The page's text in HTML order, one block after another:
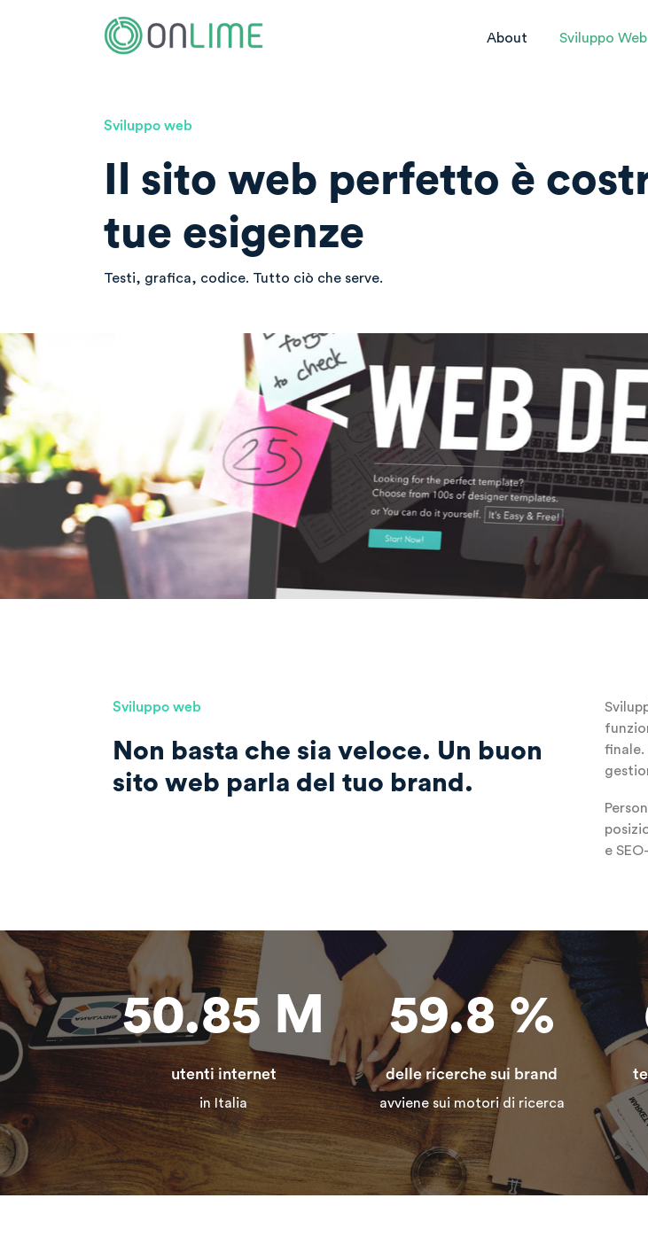
About Sviluppo Web
Sviluppo web
Il sito web perfetto è
tue esigenze
Testi, grafica, codice. Tutto ciò che serve.
Sviluppo web
Non basta che sia veloce. Un buon
sito web parla del tuo brand.
e
50.85 M
utenti internet
in Italia
59.8%
delle ricerche sui brand
avviene sui motori di ricerca